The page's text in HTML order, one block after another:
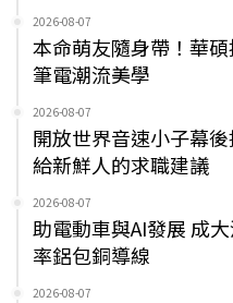
2026-08-07
本命萌友隨身帶！華
筆電潮流美學
2026-08-07
開放世界音速小子幕
給新鮮人的求職建議
2026-08-07
助電動車與AI發展 成
率鋁包銅導線
2026-08-07